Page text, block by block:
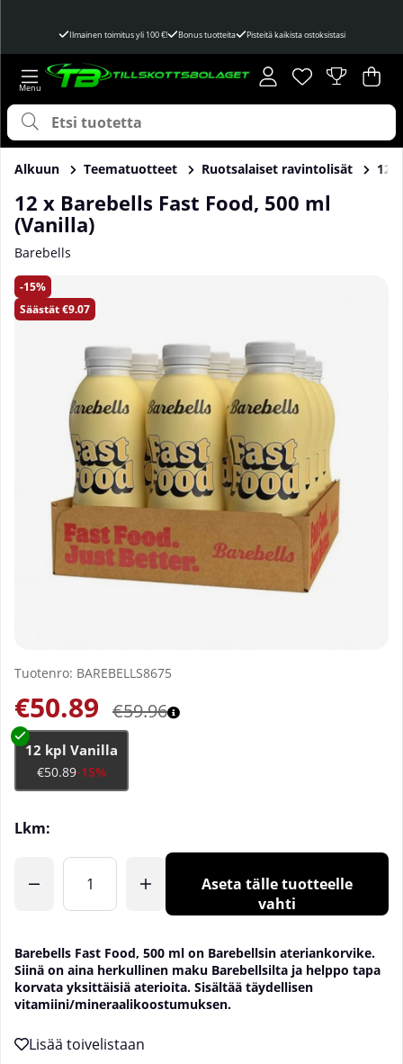
Ilmainen toimitus yli 100 €! Bonus tuotteita Pisteitä kaikista ostoksistasi
Toivelista
Lukumäärä
. .
Alkuun Teematuotteet Ruotsalaiset ravintolisät 12
12 x Barebells Fast Food, 500 ml
(Vanilla)
Barebells
15
Säästät€9.07
Tuotekuvat 12 x Barebells Fast Food, 500 ml (Vanilla)
Tuotenro: BAREBELLS8675
€59.96
€50.89
12 kpl Vanilla
€50.89-15%
Lkm:
Aseta tälle tuotteelle
vahti
Barebells Fast Food, 500 ml on Barebellsin ateriankorvike.
Siinä on aina herkullinen maku Barebellsilta ja helppo tapa
korvata yksittäisiä aterioita. Sisältää täydellisen
vitamiini/mineraalikoostumuksen.